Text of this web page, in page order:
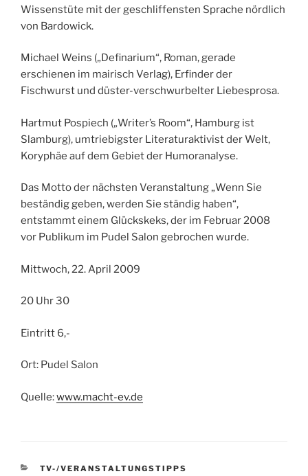
Wissenstüte mit der geschliffensten Sprache nördlich
von Bardowick.
Michael Weins („Definarium“, Roman, gerade
erschienen im mairisch Verlag), Erfinder der
Fischwurst und düster-verschwurbelter Liebesprosa.
Hartmut Pospiech („Writer’s Room“, Hamburg ist
Slamburg), umtriebigster Literaturaktivist der Welt,
Koryphäe auf dem Gebiet der Humoranalyse.
Das Motto der nächsten Veranstaltung „Wenn Sie
beständig geben, werden Sie ständig haben“,
entstammt einem Glückskeks, der im Februar 2008
vor Publikum im Pudel Salon gebrochen wurde.
Mittwoch, 22. April 2009
20 Uhr 30
Eintritt 6,-
Ort: Pudel Salon
Quelle:www.macht-ev.de
KATEGORIEN
TV-/VERANSTALTUNGSTIPPS